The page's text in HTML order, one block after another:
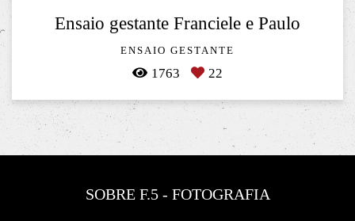
Ensaio gestante Franciele e Paulo
ENSAIO GESTANTE
1763 22
SOBRE F.5 - FOTOGRAFIA